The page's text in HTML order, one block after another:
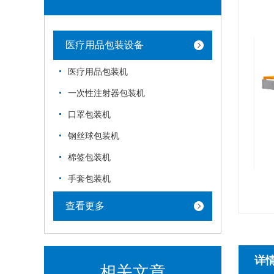
医疗用品包装设备
医疗用品包装机
一次性注射器包装机
口罩包装机
钢丝球包装机
棉签包装机
手套包装机
查看更多
详